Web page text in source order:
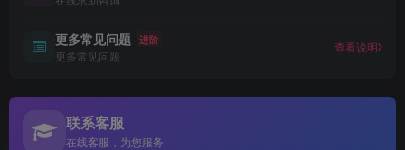
更多常见问题 进阶
更多常见问题
查看说明
联系客服
在线客服，为您服务